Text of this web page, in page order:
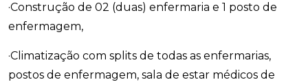
·Construção de 02 (duas) enfermaria e 1 posto de
enfermagem,
·Climatização com splits de todas as enfermarias,
postos de enfermagem, sala de estar médicos de